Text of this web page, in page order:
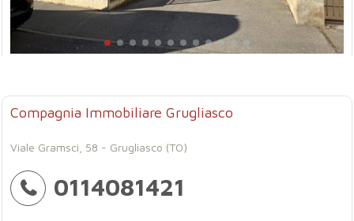
Compagnia Immobiliare Grugliasco
Viale Gramsci, 58 - Grugliasco (TO)
0114081421